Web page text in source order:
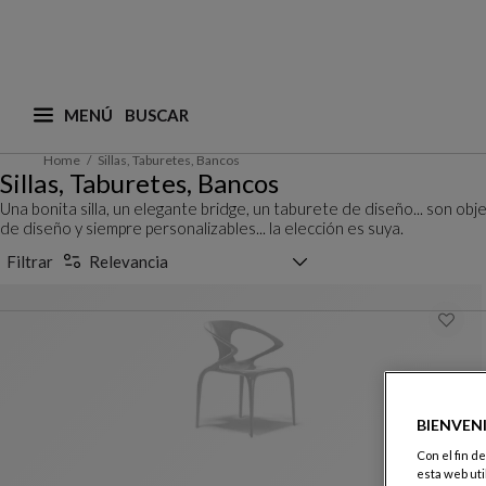
MENÚ
¿Qué está buscando? (adaptamos las
Home Sillas, Taburetes, Bancos
Sillas, Taburetes, Bancos
Una bonita silla, un elegante bridge, un taburete de diseño... son
de diseño y siempre personalizables... la elección es suya.
Filtrar
Relevancia
Con el fin
esta web